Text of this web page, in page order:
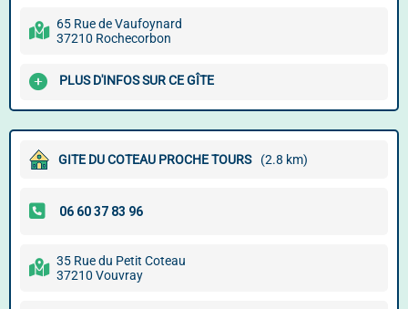
65 Rue de Vaufoynard
37210 Rochecorbon
PLUS D'INFOS SUR CE GÎTE
GITE DU COTEAU PROCHE TOURS (2.8 km)
35 Rue du Petit Coteau
37210 Vouvray